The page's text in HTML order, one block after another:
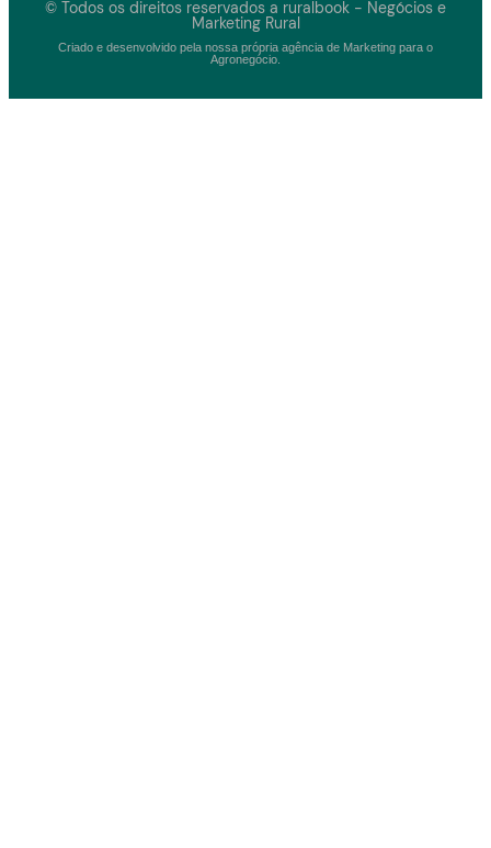
© Todos os direitos reservados a ruralbook - Negócios e
Marketing Rural
Criado e desenvolvido pela nossa própria agência de Marketing para o
Agronegócio.